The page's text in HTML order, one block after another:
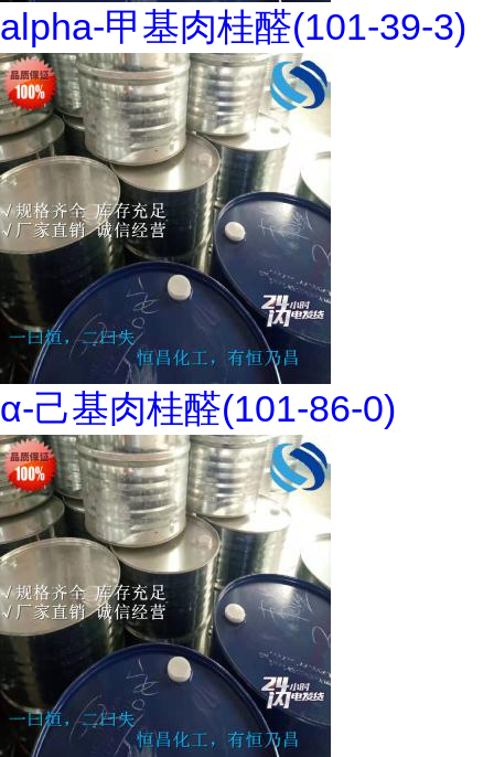
alpha-甲基肉桂醛(101-39-3)
α-己基肉桂醛(101-86-0)